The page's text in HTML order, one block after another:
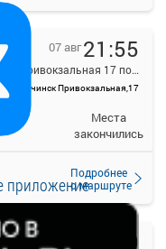
07 авг21:55
Ачинск, Привокзальная 17 пом 2
Ачинск Привокзальная,17
Подробнее
о маршруте
Места
закончились
22:40
приложение